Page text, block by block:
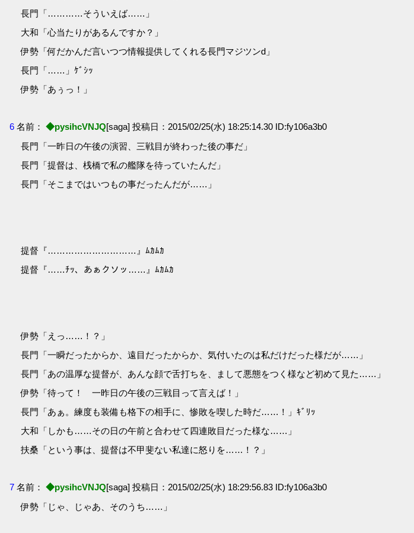
長門「…………そういえば……」
大和「心当たりがあるんですか？」
伊勢「何だかんだ言いつつ情報提供してくれる長門マジツンd」
長門「……」ｹﾞｼｯ
伊勢「あぅっ！」
6 名前： ◆pysihcVNJQ[saga] 投稿日：2015/02/25(水) 18:25:14.30 ID:fy106a3b0
長門「一昨日の午後の演習、三戦目が終わった後の事だ」
長門「提督は、桟橋で私の艦隊を待っていたんだ」
長門「そこまではいつもの事だったんだが……」
提督『…………………………』ﾑｶﾑｶ
提督『……ﾁｯ、あぁクソッ……』ﾑｶﾑｶ
伊勢「えっ……！？」
長門「一瞬だったからか、遠目だったからか、気付いたのは私だけだった様だが……」
長門「あの温厚な提督が、あんな顔で舌打ちを、まして悪態をつく様など初めて見た……」
伊勢「待って！ 一昨日の午後の三戦目って言えば！」
長門「あぁ。練度も装備も格下の相手に、惨敗を喫した時だ……！」ｷﾞﾘｯ
大和「しかも……その日の午前と合わせて四連敗目だった様な……」
扶桑「という事は、提督は不甲斐ない私達に怒りを……！？」
7 名前： ◆pysihcVNJQ[saga] 投稿日：2015/02/25(水) 18:29:56.83 ID:fy106a3b0
伊勢「じゃ、じゃあ、そのうち……」